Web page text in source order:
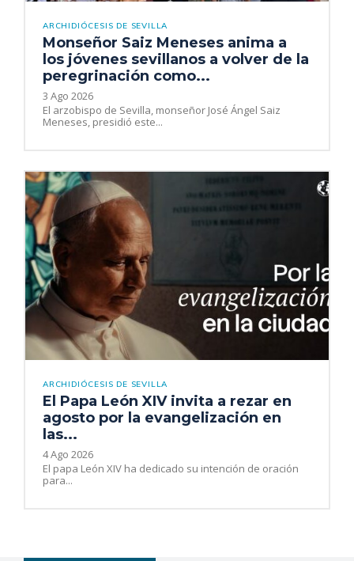
ARCHIDIÓCESIS DE SEVILLA
Monseñor Saiz Meneses anima a
los jóvenes sevillanos a volver de la
peregrinación como...
3 Ago 2026
El arzobispo de Sevilla, monseñor José Ángel Saiz
Meneses, presidió este...
ARCHIDIÓCESIS DE SEVILLA
El Papa León XIV invita a rezar en
agosto por la evangelización en
las...
4 Ago 2026
El papa León XIV ha dedicado su intención de oración
para...